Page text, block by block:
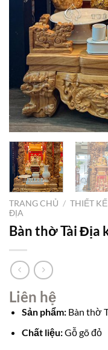
TRANG CHỦ / THIẾT
ĐỊA
Bàn thờ Tài Địa
Liên hệ
Sản phẩm:Bàn thờ
Chất liệu:Gỗ gõ đỏ